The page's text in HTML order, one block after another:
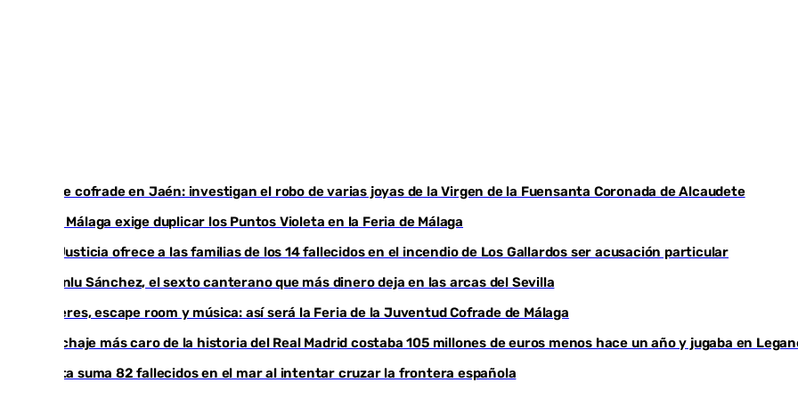
Golpe cofrade en Jaén: investigan el robo de varias joyas de la Virgen de la Fuensanta Coronada de Alcaudete
Con Málaga exige duplicar los Puntos Violeta en la Feria de Málaga
La Justicia ofrece a las familias de los 14 fallecidos en el incendio de Los Gallardos ser acusación particular
Juanlu Sánchez, el sexto canterano que más dinero deja en las arcas del Sevilla
Talleres, escape room y música: así será la Feria de la Juventud Cofrade de Málaga
El fichaje más caro de la historia del Real Madrid costaba 105 millones de euros menos hace un año y jugaba en
Ceuta suma 82 fallecidos en el mar al intentar cruzar la frontera española